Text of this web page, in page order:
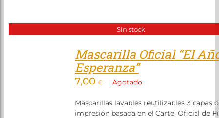
Sin stock
Mascarilla Oficial “El
Esperanza”
7,00 € Agotado
Mascarillas lavables reutilizables 3 capas
impresión basada en el Cartel Oficial de